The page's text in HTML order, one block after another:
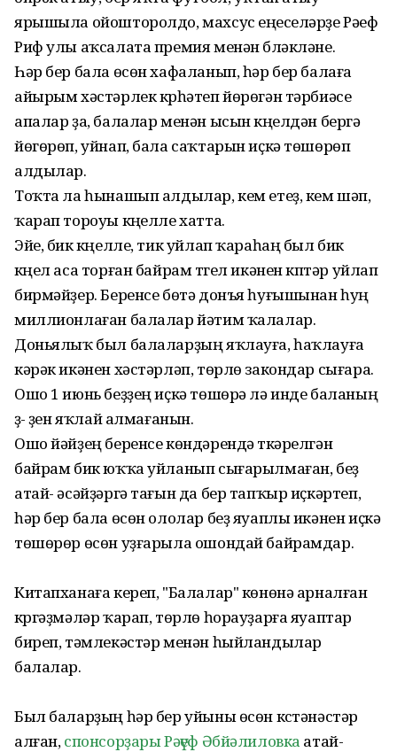
ярышыла ойошторолдо, махсус еңеүселәрҙе Рәүеф
Риф улы аҡсалата премия менән бүләкләне.
Һәр бер бала өсөн хафаланып, һәр бер балаға
айырым хәстәрлек күрһәтеп йөрөгән тәрбиәсе
апалар ҙа, балалар менән ысын күңелдән бергә
йөгөрөп, уйнап, бала саҡтарын иҫкә төшөрөп
алдылар.
Тоҡта ла һынашып алдылар, кем етеҙ, кем шәп,
ҡарап тороуы күңелле хатта.
Эйе, бик күңелле, тик уйлап ҡараһаң был бик
күңел аса торған байрам түгел икәнен күптәр уйлап
бирмәйҙер. Беренсе бөтә донъя һуғышынан һуң
миллионлаған балалар йәтим ҡалалар.
Доньялыҡ был балаларҙың яҡлауға, һаҡлауға
кәрәк икәнен хәстәрләп, төрлө закондар сығара.
Ошо 1 июнь беҙҙең иҫкә төшөрә лә инде баланың
үҙ- үҙен яҡлай алмағанын.
Ошо йәйҙең беренсе көндәрендә үткәрелгән
байрам бик юҡҡа уйланып сығарылмаған, беҙ
атай- әсәйҙәргә тағын да бер тапҡыр иҫкәртеп,
һәр бер бала өсөн ололар беҙ яуаплы икәнен иҫкә
төшөрөр өсөн уҙғарыла ошондай байрамдар.
Китапханаға кереп, "Балалар" көнөнә арналған
күргәҙмәләр ҡарап, төрлө һорауҙарға яуаптар
биреп, тәмлекәстәр менән һыйландылар
балалар.
Был баларҙың һәр бер уйыны өсөн күстәнәстәр
алған,спонсорҙары Рәүеф Әбйәлиловка атай-